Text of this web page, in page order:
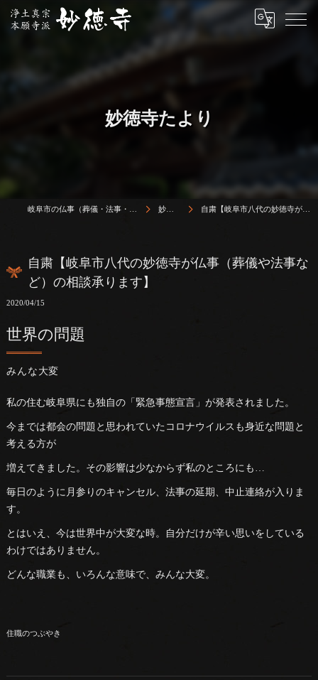
妙徳寺たより
妙徳寺たより 自粛【岐阜市八代の妙徳寺が仏事（葬儀や法事など）の相談承ります】
自粛【岐阜市八代の妙徳寺が仏事（葬儀や法事な
ど）の相談承ります】
2020/04/15
みんな大変
世界の問題
私の住む岐阜県にも独自の「緊急事態宣言」が発表されました。
今までは都会の問題と思われていたコロナウイルスも身近な問題と
考える方が
増えてきました。その影響は少なからず私のところにも…
毎日のように月参りのキャンセル、法事の延期、中止連絡が入りま
す。
とはいえ、今は世界中が大変な時。自分だけが辛い思いをしている
わけではありません。
どんな職業も、いろんな意味で、みんな大変。
住職のつぶやき